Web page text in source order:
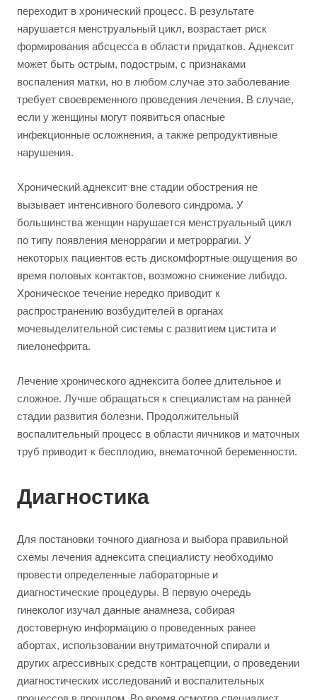
переходит в хронический процесс. В результате
нарушается менструальный цикл, возрастает риск
формирования абсцесса в области придатков. Аднексит
может быть острым, подострым, с признаками
воспаления матки, но в любом случае это заболевание
требует своевременного проведения лечения. В случае,
если у женщины могут появиться опасные
инфекционные осложнения, а также репродуктивные
нарушения.
Хронический аднексит вне стадии обострения не
вызывает интенсивного болевого синдрома. У
большинства женщин нарушается менструальный цикл
по типу появления меноррагии и метроррагии. У
некоторых пациентов есть дискомфортные ощущения во
время половых контактов, возможно снижение либидо.
Хроническое течение нередко приводит к
распространению возбудителей в органах
мочевыделительной системы с развитием цистита и
пиелонефрита.
Лечение хронического аднексита более длительное и
сложное. Лучше обращаться к специалистам на ранней
стадии развития болезни. Продолжительный
воспалительный процесс в области яичников и маточных
труб приводит к бесплодию, внематочной беременности.
Диагностика
Для постановки точного диагноза и выбора правильной
схемы лечения аднексита специалисту необходимо
провести определенные лабораторные и
диагностические процедуры. В первую очередь
гинеколог изучал данные анамнеза, собирая
достоверную информацию о проведенных ранее
абортах, использовании внутриматочной спирали и
других агрессивных средств контрацепции, о проведении
диагностических исследований и воспалительных